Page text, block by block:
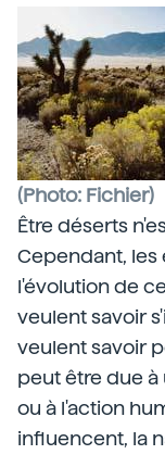
(Photo: Fichier)
Être déserts
Cependant,
l'évolution de
veulent savoir
veulent savoir
peut être due à
ou à l'action
influencent, la